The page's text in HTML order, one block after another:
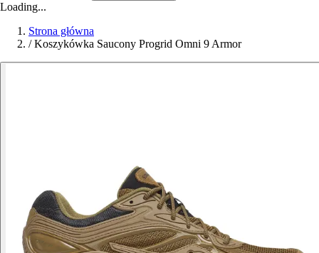
Loading...
Strona główna
/ Koszykówka Saucony Progrid Omni 9 Armor